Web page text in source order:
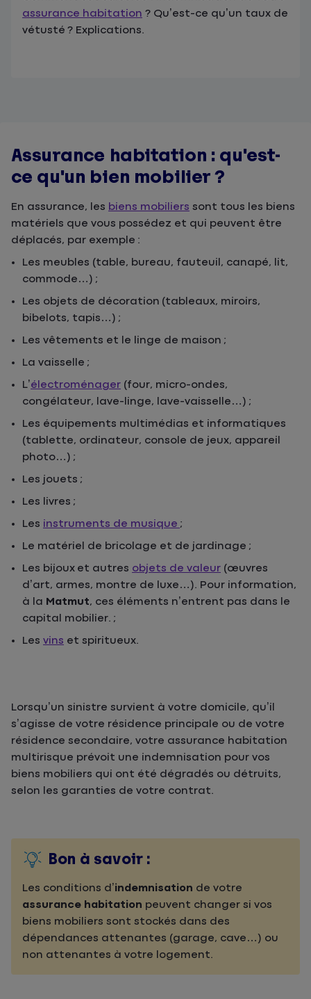
assurance habitation ? Qu’est-ce qu’un taux de
vétusté ? Explications.
Assurance habitation : qu'est-
ce qu'un bien mobilier ?
En assurance, les biens mobiliers sont tous les biens
matériels que vous possédez et qui peuvent être
déplacés, par exemple :
Les meubles (table, bureau, fauteuil, canapé, lit,
commode…) ;
Les objets de décoration (tableaux, miroirs,
bibelots, tapis…) ;
Les vêtements et le linge de maison ;
La vaisselle ;
L’électroménager (four, micro-ondes,
congélateur, lave-linge, lave-vaisselle…) ;
Les équipements multimédias et informatiques
(tablette, ordinateur, console de jeux, appareil
photo…) ;
Les jouets ;
Les livres ;
Les instruments de musique ;
Le matériel de bricolage et de jardinage ;
Les bijoux et autres objets de valeur (œuvres
d’art, armes, montre de luxe…). Pour information,
à la Matmut, ces éléments n’entrent pas dans le
capital mobilier. ;
Les vins et spiritueux.
Lorsqu’un sinistre survient à votre domicile, qu’il
s’agisse de votre résidence principale ou de votre
résidence secondaire, votre assurance habitation
multirisque prévoit une indemnisation pour vos
biens mobiliers qui ont été dégradés ou détruits,
selon les garanties de votre contrat.
Bon à savoir :
Les conditions d’indemnisation de votre
assurance habitation peuvent changer si vos
biens mobiliers sont stockés dans des
dépendances attenantes (garage, cave…) ou
non attenantes à votre logement.